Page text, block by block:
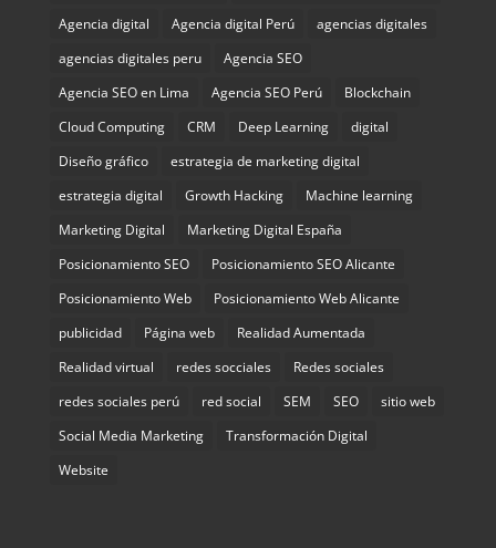
Agencia digital
Agencia digital Perú
agencias digitales
agencias digitales peru
Agencia SEO
Agencia SEO en Lima
Agencia SEO Perú
Blockchain
Cloud Computing
CRM Deep Learning
digital
Diseño gráfico
estrategia de marketing digital
estrategia digital
Growth Hacking
Machine learning
Marketing Digital
Marketing Digital España
Posicionamiento SEO
Posicionamiento SEO Alicante
Posicionamiento Web
Posicionamiento Web Alicante
publicidad
Página web
Realidad Aumentada
Realidad virtual
redes socciales
Redes sociales
redes sociales perú
red social SEM SEO
sitio web
Social Media Marketing
Transformación Digital
Website